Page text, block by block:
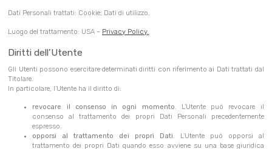
Dati Personali trattati: Cookie; Dati di utilizzo.
Luogo del trattamento: USA – Privacy Policy.
Diritti dell’Utente
Gli Utenti possono esercitare determinati diritti con riferimento ai Dati trattati dal
Titolare.
In particolare, l’Utente ha il diritto di:
revocare il consenso in ogni momento. L’Utente può revocare il
consenso al trattamento dei propri Dati Personali precedentemente
espresso.
opporsi al trattamento dei propri Dati. L’Utente può opporsi al
trattamento dei propri Dati quando esso avviene su una base giuridica